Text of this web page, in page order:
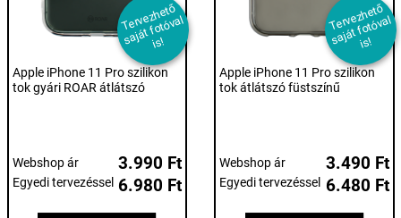
T
er
v
e
z
h
et
ő
s
aj
át f
ot
ó
v
al
i
s!
Apple iPhone 11 Pro szilikon
tok gyári ROAR átlátszó
Webshop ár 3.990 Ft
Egyedi tervezéssel 6.980 Ft
T
er
v
e
z
h
et
ő
s
aj
át f
ot
ó
v
al
i
s!
Apple iPhone 11 Pro szilikon
tok átlátszó füstszínű
Webshop ár 3.490 Ft
Egyedi tervezéssel 6.480 Ft